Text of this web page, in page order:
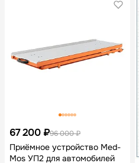
67 200 ₽96 000 ₽
Приёмное устройство Med-
Mos УП2 для автомобилей